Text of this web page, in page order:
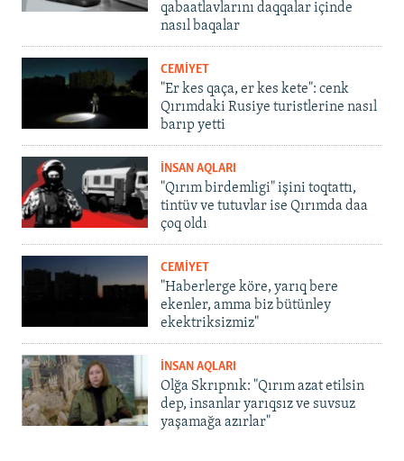
qabaatlavlarını daqqalar içinde
nasıl baqalar
CEMİYET
"Er kes qaça, er kes kete": cenk
Qırımdaki Rusiye turistlerine nasıl
barıp yetti
İNSAN AQLARI
"Qırım birdemligi" işini toqtattı,
tintüv ve tutuvlar ise Qırımda daa
çoq oldı
CEMİYET
"Haberlerge köre, yarıq bere
ekenler, amma biz bütünley
ekektriksizmiz"
İNSAN AQLARI
Olğa Skrıpnık: "Qırım azat etilsin
dep, insanlar yarıqsız ve suvsuz
yaşamağa azırlar"